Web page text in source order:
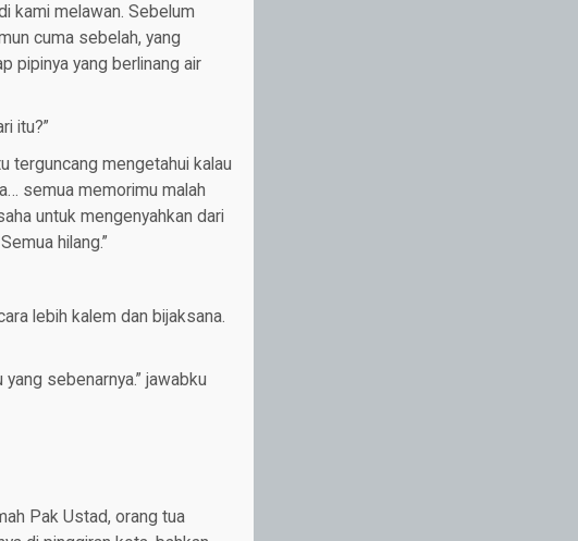
kami melawan. Sebelum
cuma sebelah, yang
pipinya yang berlinang air
itu?”
terguncang mengetahui kalau
semua memorimu malah
untuk mengenyahkan dari
hilang.”
lebih kalem dan bijaksana.
sebenarnya.” jawabku
Pak Ustad, orang tua